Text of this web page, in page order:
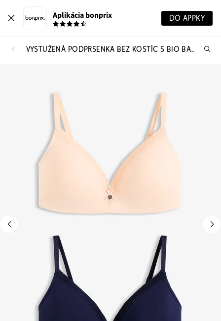
Aplikácia bonprix DO APPKY
VYSTUŽENÁ PODPRSENKA BEZ KOSTÍC S BIO BAVLNOU (2 KS V BALENÍ)